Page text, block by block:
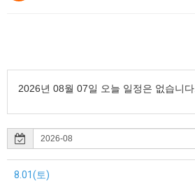
2026년 08월 07일 오늘 일정은 없습니다.
8.01(토)